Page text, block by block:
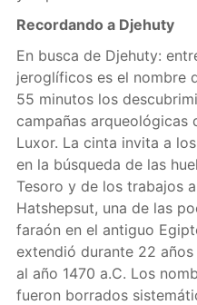
Recordando a Djehuty
En busca de Djehuty:
jeroglíficos es el nombre
55 minutos los
campañas arqueológicas
Luxor. La cinta invita a
en la búsqueda de las
Tesoro y de los trabajos
Hatshepsut, una de las
faraón en el antiguo
extendió durante 22
al año 1470 a.C. Los
fueron borrados